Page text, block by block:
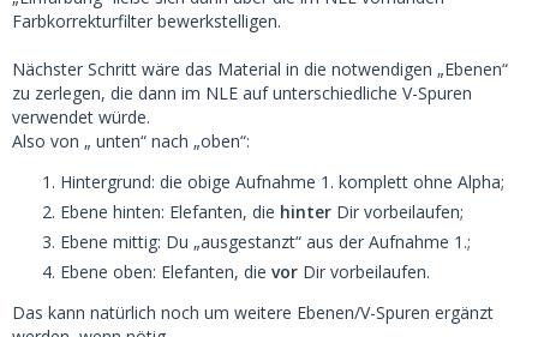
Farbkorrekturfilter bewerkstelligen.
Nächster Schritt wäre das Material in die notwendigen „Ebenen“
zu zerlegen, die dann im NLE auf unterschiedliche V-Spuren
verwendet würde.
Also von „ unten“ nach „oben“:
Hintergrund: die obige Aufnahme 1. komplett ohne Alpha;
Ebene hinten: Elefanten, die hinter Dir vorbeilaufen;
Ebene mittig: Du „ausgestanzt“ aus der Aufnahme 1.;
Ebene oben: Elefanten, die vor Dir vorbeilaufen.
Das kann natürlich noch um weitere Ebenen/V-Spuren ergänzt